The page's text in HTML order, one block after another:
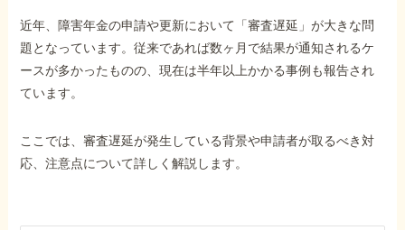
障害年金の基礎知識
障害年金の金額
近年、障害年金の申請や更新において「審査遅延」が大きな問
題となっています。従来であれば数ヶ月で結果が通知されるケ
ースが多かったものの、現在は半年以上かかる事例も報告され
ています。
ここでは、審査遅延が発生している背景や申請者が取るべき対
応、注意点について詳しく解説します。